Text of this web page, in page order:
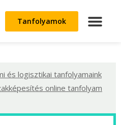
Tanfolyamok
és logisztikai tanfolyamaink
online tanfolyam